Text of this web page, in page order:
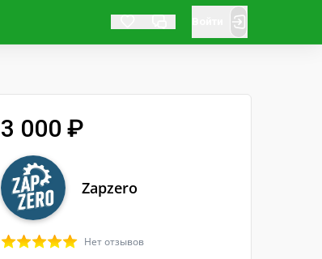
3 000 ₽
Zapzero
Нет отзывов